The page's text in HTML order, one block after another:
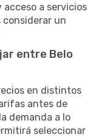
acceso a servicios
considerar un
entre Belo
en distintos
antes de
demanda a lo
seleccionar